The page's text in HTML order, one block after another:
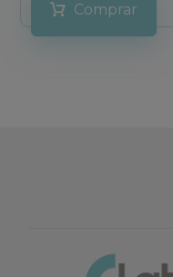
Comprar